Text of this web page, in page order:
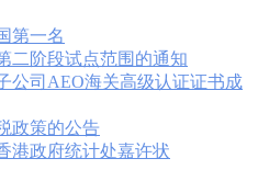
第一名
二阶段试点范围的通知
公司AEO海关高级认证证书成
政策的公告
港政府统计处嘉许状